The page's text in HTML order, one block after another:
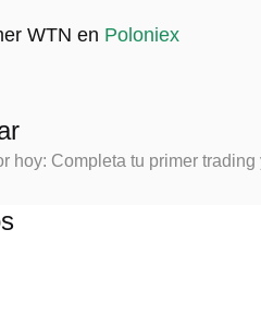
WTN en Poloniex
hoy: Completa tu primer